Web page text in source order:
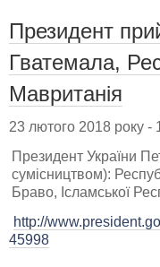
Президент
Гватемала,
Мавританія
23 лютого 2018 року -
Президент України
сумісництвом):
Браво, Ісламської
http://
45998